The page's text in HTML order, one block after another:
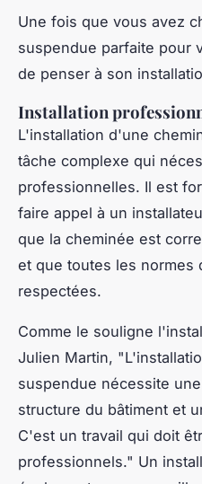
Une fois que vous avez
suspendue parfaite pour
de penser à son
Installation
L'installation d'une
tâche complexe qui
professionnelles. Il est
faire appel à un
que la cheminée est
et que toutes les normes
respectées.
Comme le souligne
Julien Martin,
suspendue nécessite
structure du bâtiment et
C'est un travail qui doit
professionnels." Un